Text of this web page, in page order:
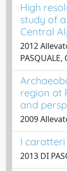
High
study of
Central
2012
region at
and
2009
I
2013 DI